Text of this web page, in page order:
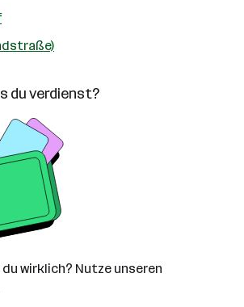
du verdienst?
wirklich? Nutze unseren